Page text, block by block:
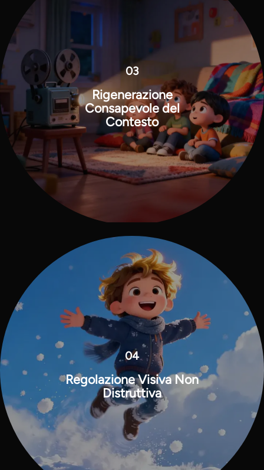
03
Rigenerazione
Consapevole del
Contesto
04
Regolazione Visiva Non
Distruttiva